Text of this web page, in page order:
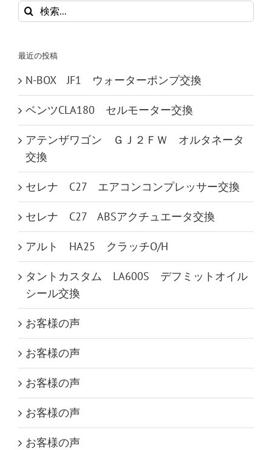
検
索
最近の投稿
N-BOX JF1 ウォーターポンプ交換
ベンツCLA180 セルモーター交換
アテンザワゴン ＧＪ２ＦＷ オルタネータ
交換
セレナ C27 エアコンコンプレッサー交換
セレナ C27 ABSアクチュエータ交換
アルト HA25 クラッチO/H
タントカスタム LA600S デフミットオイル
シール交換
お客様の声
お客様の声
お客様の声
お客様の声
お客様の声